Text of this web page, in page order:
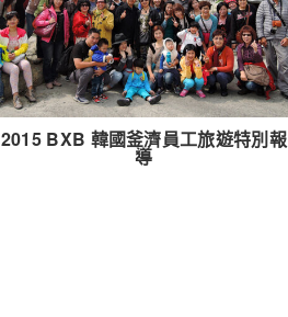
2015 BXB 韓國釜濟員工旅遊特別報
導